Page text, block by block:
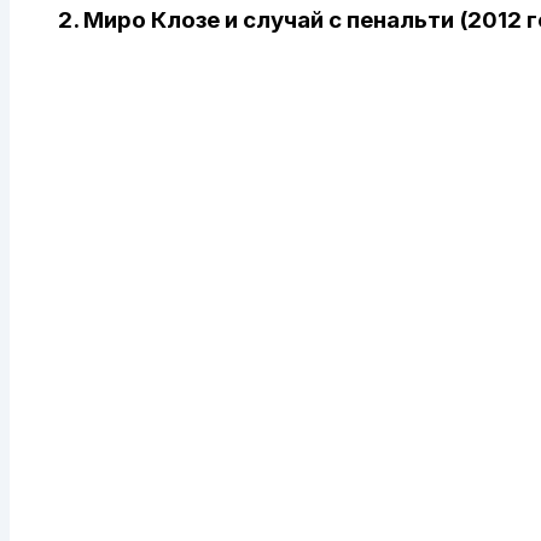
2. Миро Клозе и случай с пенальти (2012